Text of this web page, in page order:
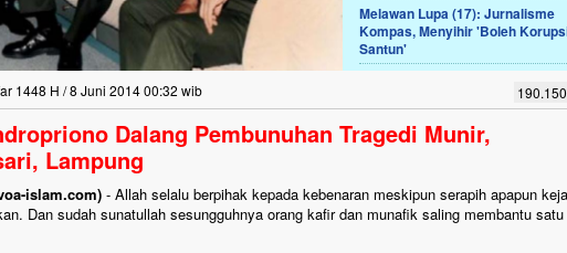
Melawan Lupa (17): Jurnalisme
Kompas, Menyihir 'Boleh
Santun'
1448 H / 8 Juni 2014 00:32 wib
Dalang Pembunuhan Tragedi Munir,
Lampung
islam.com) - Allah selalu berpihak kepada kebenaran meskipun serapih apapun
Dan sudah sunatullah sesungguhnya orang kafir dan munafik saling membantu
Lima Tahun Mangkrak, Masjid di
Pelosok ini Mengenaskan. Ayo Bantu.!!
Nasib masjid di Kampung Cilumbu ini sungguh
berlumut, dan menghitam terpapar panas dan
hujan....